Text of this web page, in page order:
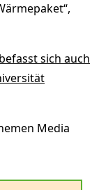
sich auch
Media